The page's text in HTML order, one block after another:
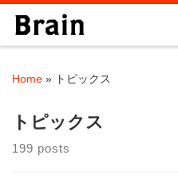
Skip to content
Home » トピックス
トピックス
199 posts